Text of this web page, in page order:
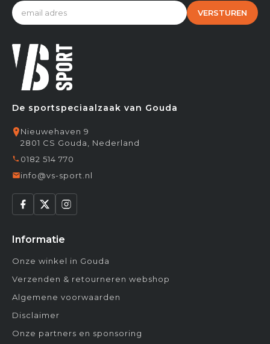
De sportspeciaalzaak van Gouda
Nieuwehaven 9
2801 CS Gouda, Nederland
0182 514 770
info@vs-sport.nl
Informatie
Onze winkel in Gouda
Verzenden & retourneren webshop
Algemene voorwaarden
Disclaimer
Onze partners en sponsoring
VERSTUREN